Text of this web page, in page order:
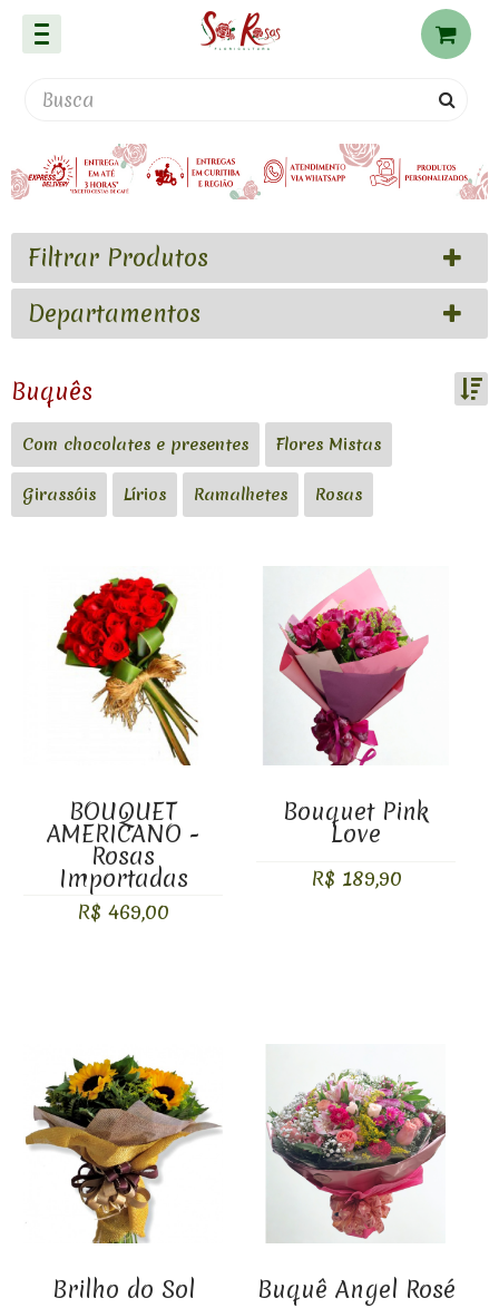
Filtrar Produtos
Departamentos
Buquês
Ordenar por:
Exibir até:
Com chocolates e presentes Flores Mistas
Girassóis Lírios Ramalhetes Rosas
BOUQUET
AMERICANO -
Rosas
Importadas
R$ 469,00
Bouquet Pink
Love
R$ 189,90
Brilho do Sol Buquê Angel Rosé